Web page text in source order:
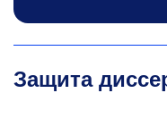
Защита